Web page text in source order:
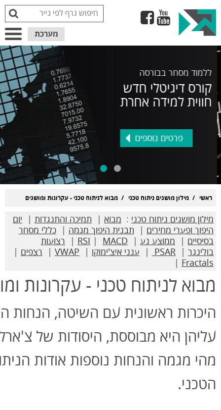
מערכת
גרפים
ללמוד מסחר בבורסה
קורס דיגיטלי חדש
חווית למידה אחרת
פרטים נוספים
ראשי מילון מושגים ניתוח טכני מבוא לניתוח טכני - עקרונות ומושגים
מילון מושגים ניתוח טכני : מבוא תמיכה והתנגדות
יום
היפוך ופערי מחירים
תבנית היפוך מגמה
כללי מסחר
בסיסיים
ממוצע נע RSI MACD
רצועות
בולינגר
PSAR ענני איצ'ימוקו VWAP רצפים
Fractals
מבוא לניתוח טכני - עקרונות
היכרות ראשונית עם השיטה, הנחות
עליהן היא מבוססת, היסודות של
מהי מגמה והנחות נוספות אודות
הטכני.